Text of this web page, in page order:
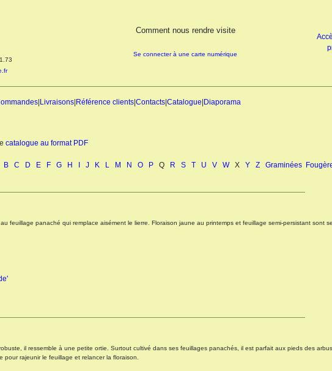
Comment nous rendre visite
Se connecter à une carte numérique
Livraisons Référence clients Contacts Catalogue Diaporama
catalogue au format PDF
B C D E F G H J K L M N O PQ R S T U V WX Y Z Graminées
feuillage panaché qui remplace aisément le lierre. Floraison jaune au printemps et feuillage semi-persistant sont
il ressemble à une petite ortie. Surtout cultivé dans ses feuillages panachés, il est parfait aux pieds des
rajeunir le feuillage et relancer la floraison.